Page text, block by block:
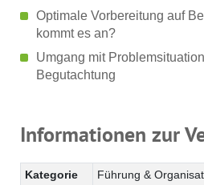
Optimale Vorbereitung auf
kommt es an?
Umgang mit
Begutachtung
Informationen zur
Kategorie
Führung &